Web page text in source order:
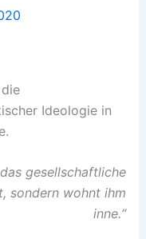
Ideologie in
gesellschaftliche
sondern wohnt ihm
inne.“